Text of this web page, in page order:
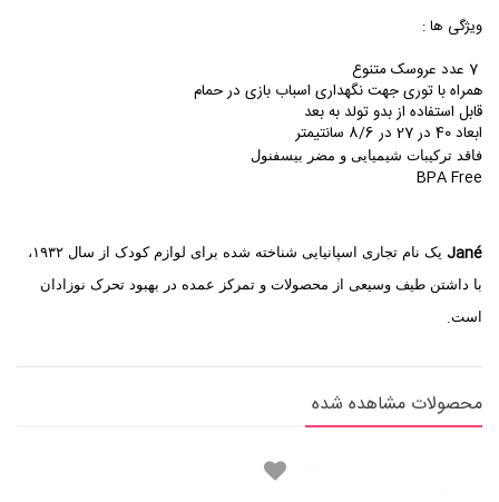
ویژگی ها :
7 عدد عروسک متنوع
همراه با توری جهت نگهداری اسباب بازی در حمام
قابل استفاده از بدو تولد به بعد
ابعاد 40 در 27 در 8/6 سانتیمتر
فاقد ترکیبات شیمیایی و مضر بیسفنول
BPA Free
Jané یک نام تجاری اسپانیایی شناخته شده برای لوازم کودک از سال ۱۹۳۲ ،
با داشتن طیف وسیعی از محصولات و تمرکز عمده در بهبود تحرک نوزادان
است.
محصولات مشاهده شده